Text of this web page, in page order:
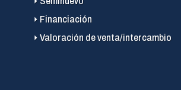
Financiación
Valoración de venta/intercambio